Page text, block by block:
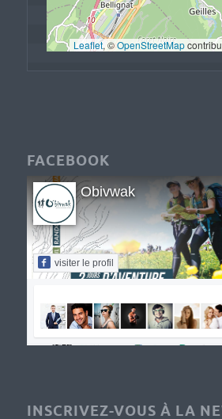
Leaflet, © OpenStreetMap
FACEBOOK
Obivwak
visiter le profil
INSCRIVEZ-VOUS À LA